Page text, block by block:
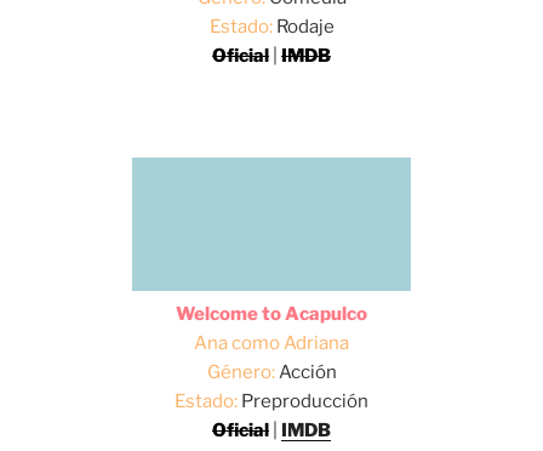
Estado:Rodaje
Oficial IMDB
Welcome to Acapulco
Ana como Adriana
Género:Acción
Estado: Preproducción
Oficial
IMDB